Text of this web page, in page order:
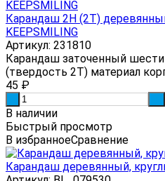
Карандаш 2Н (2Т)
KEEPSMILING
Артикул: 231810
Карандаш заточенный
(твердость 2Т) материал
45 ₽
В наличии
Быстрый просмотр
В избранноеСравнение
Карандаш деревянный,